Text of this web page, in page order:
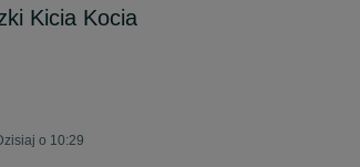
Kicia Kocia
o 10:29